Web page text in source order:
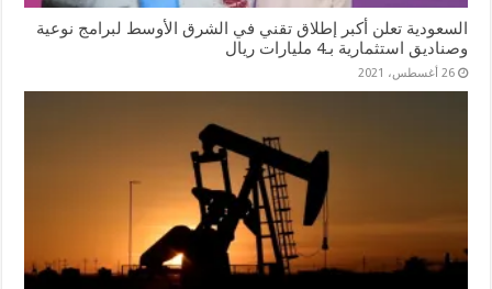
السعودية تعلن أكبر إطلاق تقني في الشرق الأوسط لبرامج نوعية
وصناديق استثمارية بـ4 مليارات ريال
26 أغسطس، 2021